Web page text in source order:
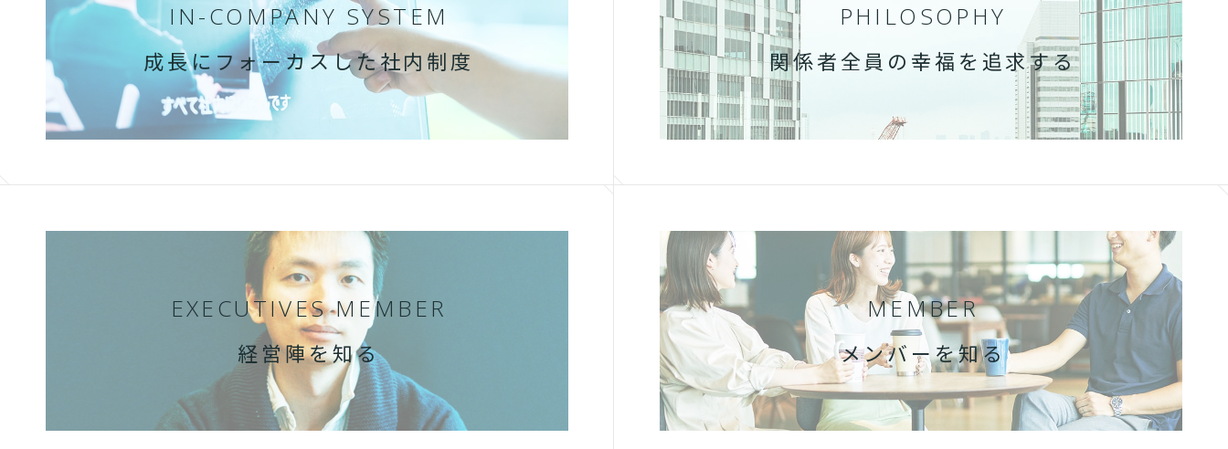
IN-COMPANY SYSTEM
成長にフォーカスした社内制度
PHILOSOPHY
関係者全員の幸福を追求する
EXECUTIVES MEMBER
経営陣を知る
MEMBER
メンバーを知る